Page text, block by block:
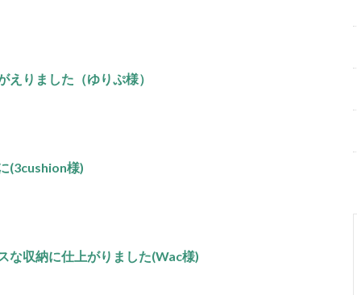
りました（ゆりぷ様）
(3cushion様)
な収納に仕上がりました(Wac様)